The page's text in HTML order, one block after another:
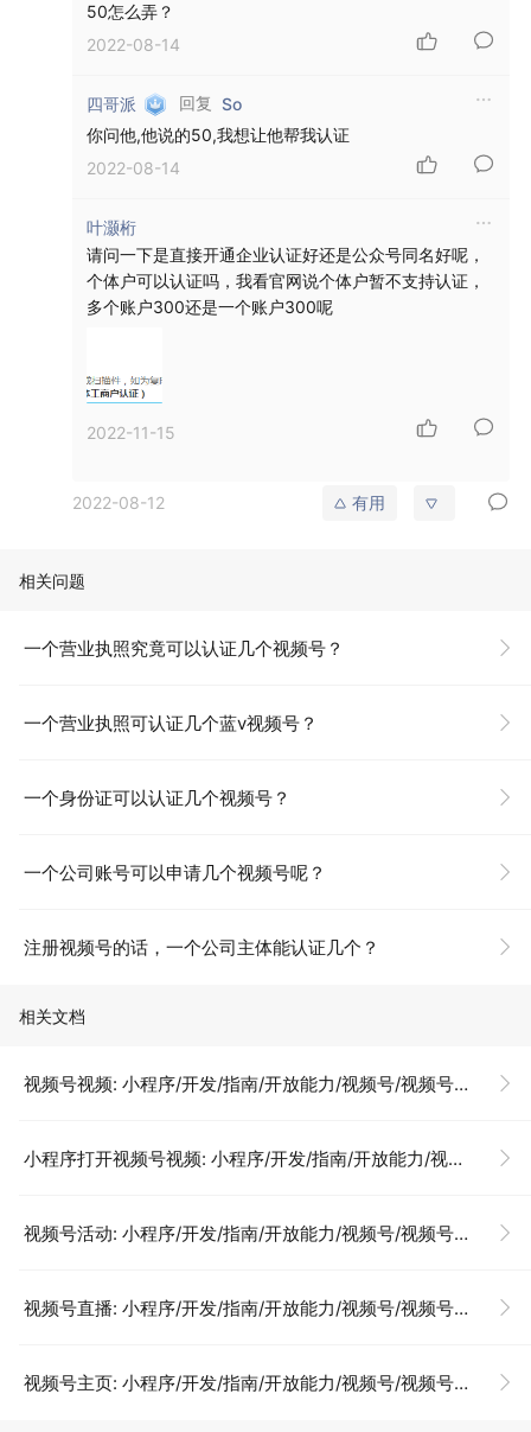
50怎么弄？
2022-08-14
四哥派 回复 So
你问他,他说的50,我想让他帮我认证
2022-08-14
叶灏桁
请问一下是直接开通企业认证好还是公众号同名好呢，
个体户可以认证吗，我看官网说个体户暂不支持认证，
多个账户300还是一个账户300呢
2022-11-15
2022-08-12 有用
相关问题
一个营业执照究竟可以认证几个视频号？
一个营业执照可认证几个蓝v视频号？
一个身份证可以认证几个视频号？
一个公司账号可以申请几个视频号呢？
注册视频号的话，一个公司主体能认证几个？
相关文档
视频号视频: 小程序/开发/指南/开放能力/视频号/视频号视频
小程序打开视频号视频: 小程序/开发/指南/开放能力/视频号/视频号视频
视频号活动: 小程序/开发/指南/开放能力/视频号/视频号活动
视频号直播: 小程序/开发/指南/开放能力/视频号/视频号直播
视频号主页: 小程序/开发/指南/开放能力/视频号/视频号主页